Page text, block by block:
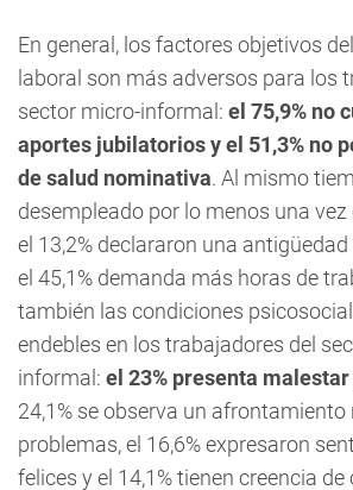
En general, los factores objetivos
laboral son más adversos para los
sector micro-informal: el 75,9% no
aportes jubilatorios y el 51,3% no
de salud nominativa. Al mismo
desempleado por lo menos una
el 13,2% declararon una
el 45,1% demanda más horas de
también las condiciones
endebles en los trabajadores del
informal: el 23% presenta
24,1% se observa un
problemas, el 16,6% expresaron
felices y el 14,1% tienen creencia